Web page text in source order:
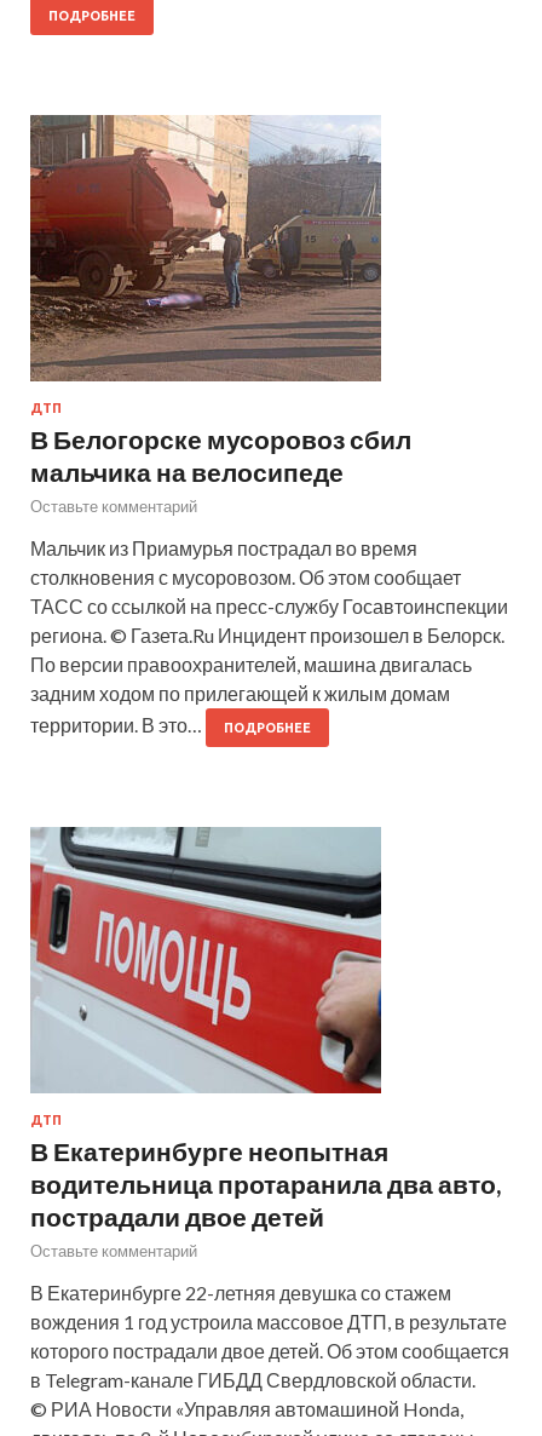
ПОДРОБНЕЕ
ДТП
В Белогорске мусоровоз сбил
мальчика на велосипеде
Оставьте комментарий
Мальчик из Приамурья пострадал во время
столкновения с мусоровозом. Об этом сообщает
ТАСС со ссылкой на пресс-службу Госавтоинспекции
региона. © Газета.Ru Инцидент произошел в Белорск.
По версии правоохранителей, машина двигалась
задним ходом по прилегающей к жилым домам
территории. В это…
ПОДРОБНЕЕ
ДТП
В Екатеринбурге неопытная
водительница протаранила два авто,
пострадали двое детей
Оставьте комментарий
В Екатеринбурге 22-летняя девушка со стажем
вождения 1 год устроила массовое ДТП, в результате
которого пострадали двое детей. Об этом сообщается
в Telegram-канале ГИБДД Свердловской области.
© РИА Новости «Управляя автомашиной Honda,